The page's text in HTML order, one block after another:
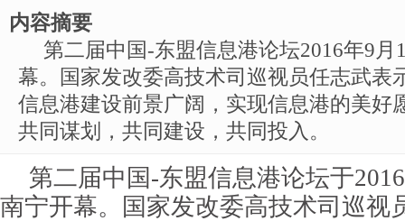
内容摘要
第二届中国-东盟信息港论坛2016年9月
幕。国家发改委高技术司巡视员任志武表
信息港建设前景广阔，实现信息港的美好
共同谋划，共同建设，共同投入。
第二届中国-东盟信息港论坛于
南宁开幕。国家发改委高技术司巡视